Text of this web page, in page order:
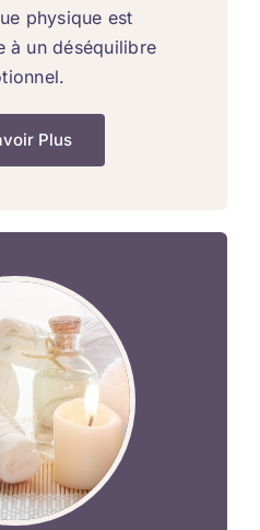
physique est
à un déséquilibre
Plus